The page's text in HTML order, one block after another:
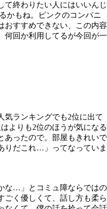
て終わりたい人にはいいんじ
かもね。ピンクのコンパニ
おすすめできない、この内容
何回か利用してるが今回が一
気ランキングでも2位に出て
よりも2位のほうが気になる
ったので。部屋もきれいで
りだこれ…」ってなっていま
な…」とコミュ障ならではの
ごく優しくて、話し方も柔ら